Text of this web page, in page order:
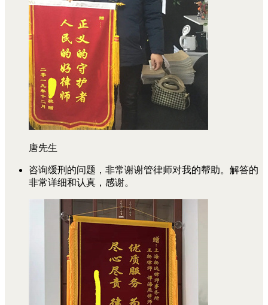
唐先生
咨询缓刑的问题，非常谢谢管律师对我的帮助。解答的
非常详细和认真，感谢。